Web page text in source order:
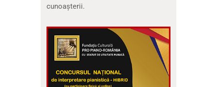
cunoaşterii.